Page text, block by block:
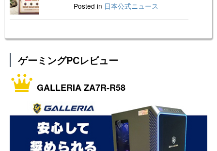
Posted in 日本公式ニュース
ゲーミングPCレビュー
GALLERIA ZA7R-R58